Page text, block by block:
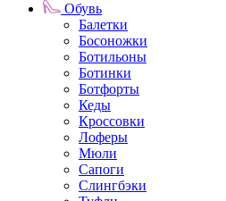
Обувь
Балетки
Босоножки
Ботильоны
Ботинки
Ботфорты
Кеды
Кроссовки
Лоферы
Мюли
Сапоги
Слингбэки